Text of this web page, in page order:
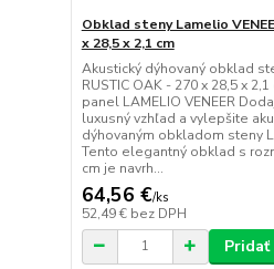
Obklad steny Lamelio
x 28,5 x 2,1 cm
Akustický dýhovaný obklad
RUSTIC OAK - 270 x 28,5 x
panel LAMELIO VENEER
luxusný vzhľad a vylepšite
dýhovaným obkladom steny
Tento elegantný obklad s
cm je navrh...
64,56 €/ks
52,49 € bez DPH
Pridať